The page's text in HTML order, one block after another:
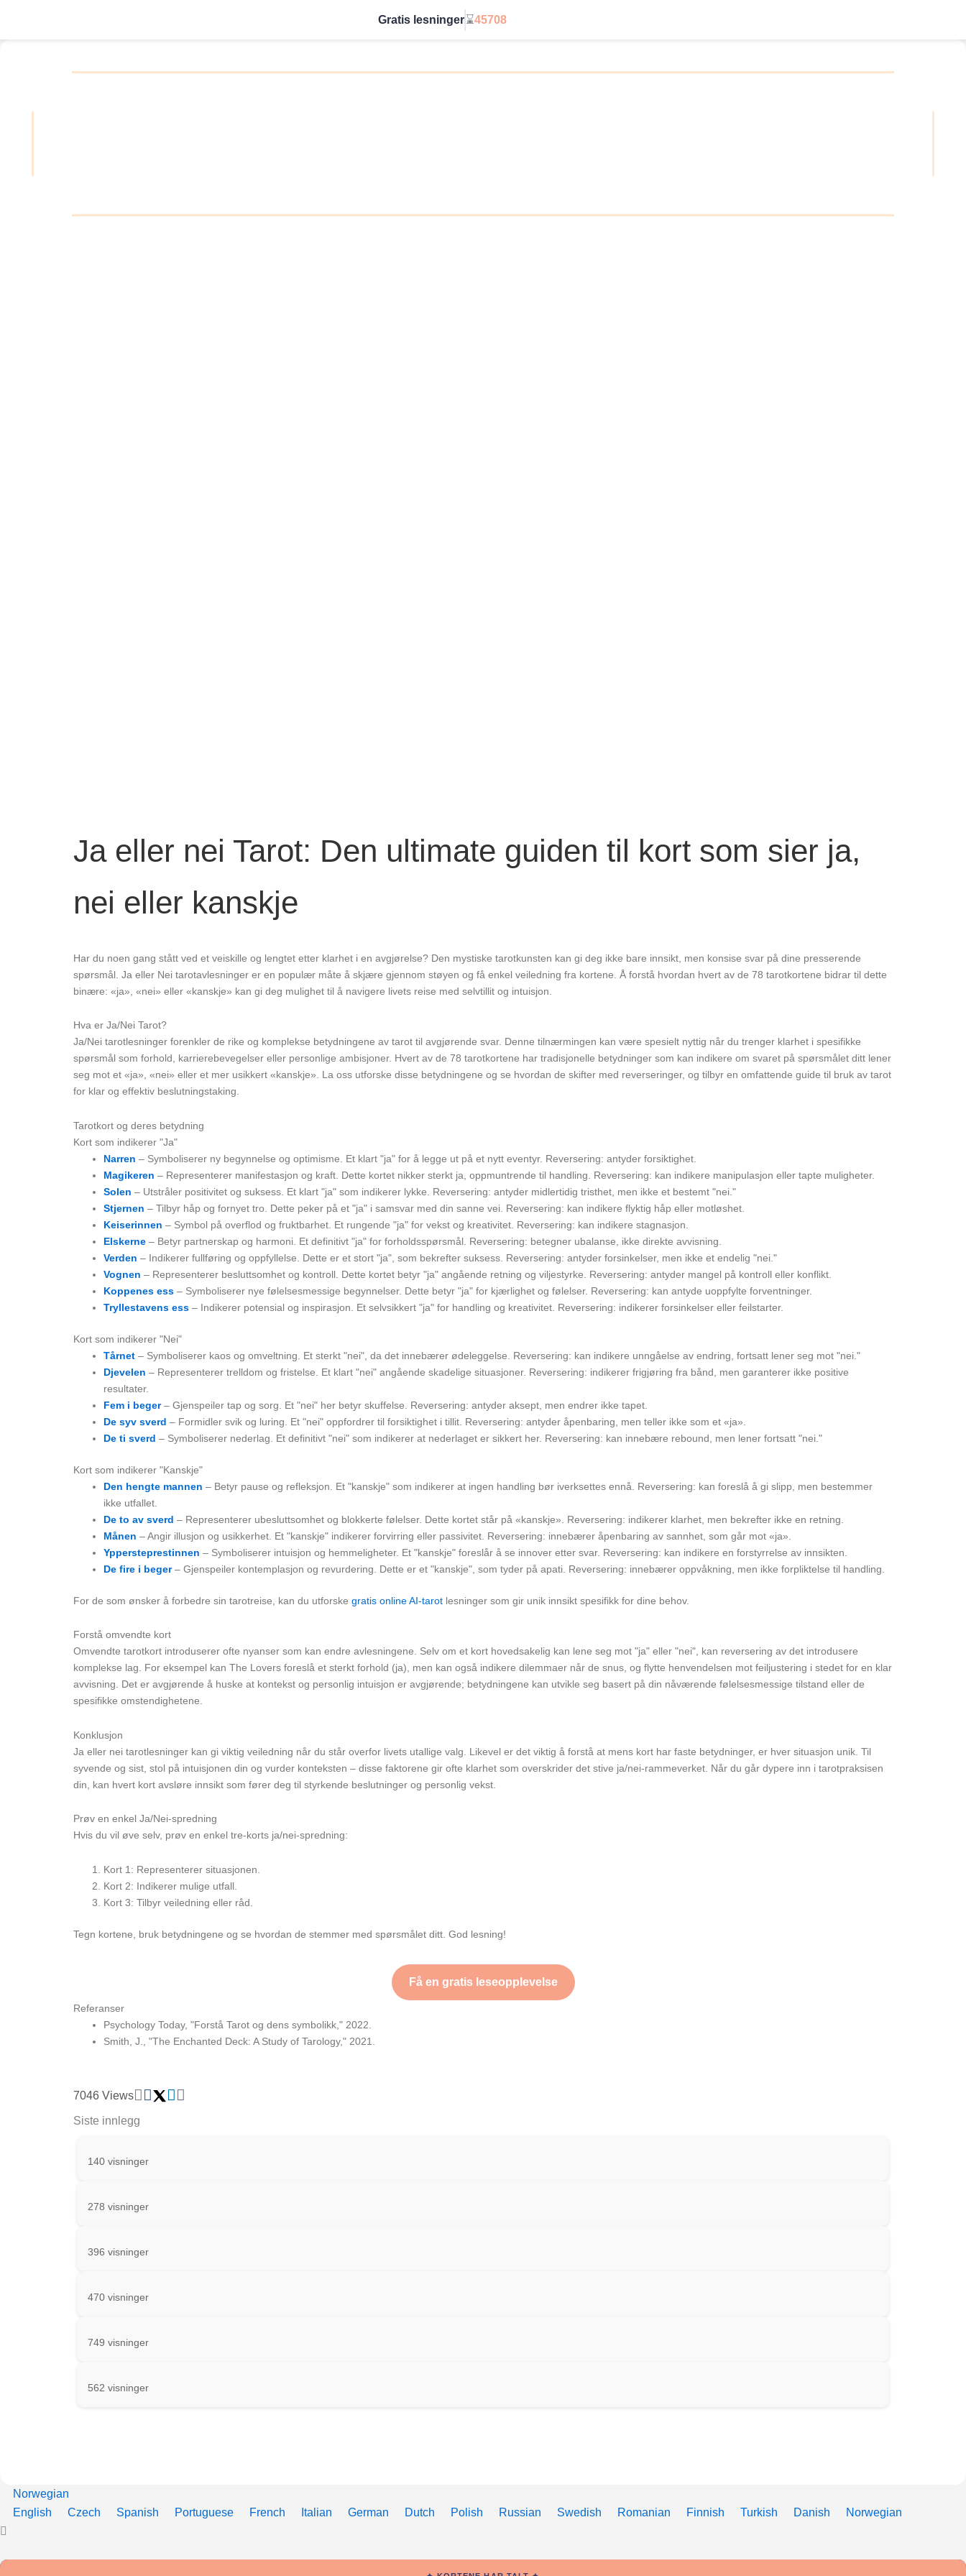
Gratis lesninger ⌛45708
Ja eller nei Tarot: Den ultimate guiden til kort som sier ja,
nei eller kanskje
Har du noen gang stått ved et veiskille og lengtet etter klarhet i en avgjørelse? Den mystiske tarotkunsten kan gi deg ikke bare innsikt, men konsise svar på dine presserende
spørsmål. Ja eller Nei tarotavlesninger er en populær måte å skjære gjennom støyen og få enkel veiledning fra kortene. Å forstå hvordan hvert av de 78 tarotkortene bidrar til dette
binære: «ja», «nei» eller «kanskje» kan gi deg mulighet til å navigere livets reise med selvtillit og intuisjon.
Hva er Ja/Nei Tarot?
Ja/Nei tarotlesninger forenkler de rike og komplekse betydningene av tarot til avgjørende svar. Denne tilnærmingen kan være spesielt nyttig når du trenger klarhet i spesifikke
spørsmål som forhold, karrierebevegelser eller personlige ambisjoner. Hvert av de 78 tarotkortene har tradisjonelle betydninger som kan indikere om svaret på spørsmålet ditt lener
seg mot et «ja», «nei» eller et mer usikkert «kanskje». La oss utforske disse betydningene og se hvordan de skifter med reverseringer, og tilbyr en omfattende guide til bruk av tarot
for klar og effektiv beslutningstaking.
Tarotkort og deres betydning
Kort som indikerer "Ja"
Narren – Symboliserer ny begynnelse og optimisme. Et klart "ja" for å legge ut på et nytt eventyr. Reversering: antyder forsiktighet.
Magikeren – Representerer manifestasjon og kraft. Dette kortet nikker sterkt ja, oppmuntrende til handling. Reversering: kan indikere manipulasjon eller tapte muligheter.
Solen – Utstråler positivitet og suksess. Et klart "ja" som indikerer lykke. Reversering: antyder midlertidig tristhet, men ikke et bestemt "nei."
Stjernen – Tilbyr håp og fornyet tro. Dette peker på et "ja" i samsvar med din sanne vei. Reversering: kan indikere flyktig håp eller motløshet.
Keiserinnen – Symbol på overflod og fruktbarhet. Et rungende "ja" for vekst og kreativitet. Reversering: kan indikere stagnasjon.
Elskerne – Betyr partnerskap og harmoni. Et definitivt "ja" for forholdsspørsmål. Reversering: betegner ubalanse, ikke direkte avvisning.
Verden – Indikerer fullføring og oppfyllelse. Dette er et stort "ja", som bekrefter suksess. Reversering: antyder forsinkelser, men ikke et endelig "nei."
Vognen – Representerer besluttsomhet og kontroll. Dette kortet betyr "ja" angående retning og viljestyrke. Reversering: antyder mangel på kontroll eller konflikt.
Koppenes ess – Symboliserer nye følelsesmessige begynnelser. Dette betyr "ja" for kjærlighet og følelser. Reversering: kan antyde uoppfylte forventninger.
Tryllestavens ess – Indikerer potensial og inspirasjon. Et selvsikkert "ja" for handling og kreativitet. Reversering: indikerer forsinkelser eller feilstarter.
Kort som indikerer "Nei"
Tårnet – Symboliserer kaos og omveltning. Et sterkt "nei", da det innebærer ødeleggelse. Reversering: kan indikere unngåelse av endring, fortsatt lener seg mot "nei."
Djevelen – Representerer trelldom og fristelse. Et klart "nei" angående skadelige situasjoner. Reversering: indikerer frigjøring fra bånd, men garanterer ikke positive
resultater.
Fem i beger– Gjenspeiler tap og sorg. Et "nei" her betyr skuffelse. Reversering: antyder aksept, men endrer ikke tapet.
De syv sverd – Formidler svik og luring. Et "nei" oppfordrer til forsiktighet i tillit. Reversering: antyder åpenbaring, men teller ikke som et «ja».
De ti sverd – Symboliserer nederlag. Et definitivt "nei" som indikerer at nederlaget er sikkert her. Reversering: kan innebære rebound, men lener fortsatt "nei."
Kort som indikerer "Kanskje"
Den hengte mannen – Betyr pause og refleksjon. Et "kanskje" som indikerer at ingen handling bør iverksettes ennå. Reversering: kan foreslå å gi slipp, men bestemmer
ikke utfallet.
De to av sverd – Representerer ubesluttsomhet og blokkerte følelser. Dette kortet står på «kanskje». Reversering: indikerer klarhet, men bekrefter ikke en retning.
Månen – Angir illusjon og usikkerhet. Et "kanskje" indikerer forvirring eller passivitet. Reversering: innebærer åpenbaring av sannhet, som går mot «ja».
Yppersteprestinnen – Symboliserer intuisjon og hemmeligheter. Et "kanskje" foreslår å se innover etter svar. Reversering: kan indikere en forstyrrelse av innsikten.
De fire i beger– Gjenspeiler kontemplasjon og revurdering. Dette er et "kanskje", som tyder på apati. Reversering: innebærer oppvåkning, men ikke forpliktelse til handling.
For de som ønsker å forbedre sin tarotreise, kan du utforske gratis online AI-tarot lesninger som gir unik innsikt spesifikk for dine behov.
Forstå omvendte kort
Omvendte tarotkort introduserer ofte nyanser som kan endre avlesningene. Selv om et kort hovedsakelig kan lene seg mot "ja" eller "nei", kan reversering av det introdusere
komplekse lag. For eksempel kan The Lovers foreslå et sterkt forhold (ja), men kan også indikere dilemmaer når de snus, og flytte henvendelsen mot feiljustering i stedet for en klar
avvisning. Det er avgjørende å huske at kontekst og personlig intuisjon er avgjørende; betydningene kan utvikle seg basert på din nåværende følelsesmessige tilstand eller de
spesifikke omstendighetene.
Konklusjon
Ja eller nei tarotlesninger kan gi viktig veiledning når du står overfor livets utallige valg. Likevel er det viktig å forstå at mens kort har faste betydninger, er hver situasjon unik. Til
syvende og sist, stol på intuisjonen din og vurder konteksten – disse faktorene gir ofte klarhet som overskrider det stive ja/nei-rammeverket. Når du går dypere inn i tarotpraksisen
din, kan hvert kort avsløre innsikt som fører deg til styrkende beslutninger og personlig vekst.
Prøv en enkel Ja/Nei-spredning
Hvis du vil øve selv, prøv en enkel tre-korts ja/nei-spredning:
Kort 1: Representerer situasjonen.
Kort 2: Indikerer mulige utfall.
Kort 3: Tilbyr veiledning eller råd.
Tegn kortene, bruk betydningene og se hvordan de stemmer med spørsmålet ditt. God lesning!
Få en gratis leseopplevelse
Referanser
Psychology Today, "Forstå Tarot og dens symbolikk," 2022.
Smith, J., "The Enchanted Deck: A Study of Tarology," 2021.
7046 Views
Siste innlegg
140 visninger
278 visninger
396 visninger
470 visninger
749 visninger
562 visninger
Norwegian
English
Czech Spanish Portuguese French Italian German Dutch Polish Russian Swedish Romanian Finnish Turkish Danish Norwegian